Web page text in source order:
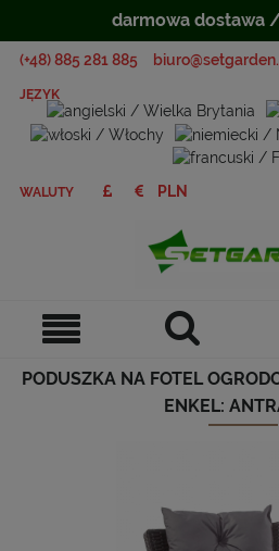
(+48) 885 281 885
JĘZYK
WALUTY
PODUSZKA NA FOTEL
ENKEL:
darmowa dostawa